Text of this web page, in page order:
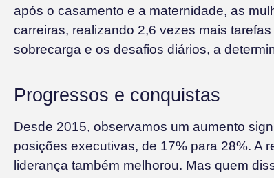
após o casamento e a maternidade, as
carreiras, realizando 2,6 vezes mais
sobrecarga e os desafios diários, a
Progressos e conquistas
Desde 2015, observamos um aumento
posições executivas, de 17% para 28%. A
liderança também melhorou. Mas quem